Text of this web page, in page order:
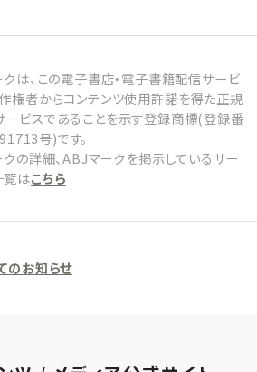
は、この電子書店・電子書籍配信サービ
権者からコンテンツ使用許諾を得た正規
ービスであることを示す登録商標(登録番
号)です。
の詳細、ABJマークを掲示しているサー
覧はこちら
のお知らせ